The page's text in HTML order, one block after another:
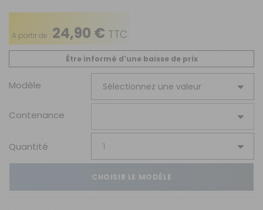
A partir de : 24,90 € TTC
Être informé d'une baisse de prix
Modèle
Contenance
Quantité
CHOISIR LE MODÈLE